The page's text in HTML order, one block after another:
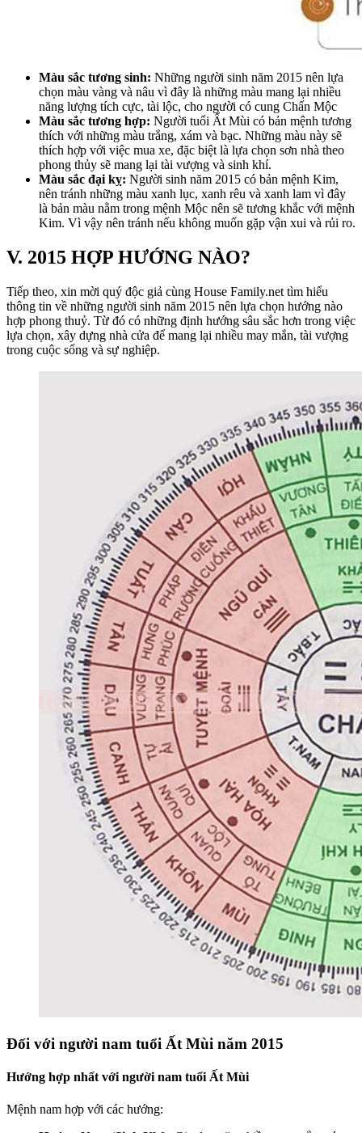
Màu sắc tương sinh: Những người sinh năm 2015 nên lựa
chọn màu vàng và nâu vì đây là những màu mang lại nhiều
năng lượng tích cực, tài lộc, cho người có cung Chấn Mộc
Màu sắc tương hợp: Người tuổi Ất Mùi có bản mệnh tương
thích với những màu trắng, xám và bạc. Những màu này sẽ
thích hợp với việc mua xe, đặc biệt là lựa chọn sơn nhà theo
phong thủy sẽ mang lại tài vượng và sinh khí.
Màu sắc đại kỵ: Người sinh năm 2015 có bản mệnh Kim,
nên tránh những màu xanh lục, xanh rêu và xanh lam vì đây
là bản màu nằm trong mệnh Mộc nên sẽ tương khắc với mệnh
Kim. Vì vậy nên tránh nếu không muốn gặp vận xui và rủi ro.
V. 2015 HỢP HƯỚNG NÀO?
Tiếp theo, xin mời quý độc giả cùng House Family.net tìm hiểu
thông tin về những người sinh năm 2015 nên lựa chọn hướng nào
hợp phong thuỷ. Từ đó có những định hướng sâu sắc hơn trong việc
lựa chọn, xây dựng nhà cửa để mang lại nhiều may mắn, tài vượng
trong cuộc sống và sự nghiệp.
Đối với người nam tuổi Ất Mùi năm 2015
Hướng hợp nhất với người nam tuổi Ất Mùi
Mệnh nam hợp với các hướng: